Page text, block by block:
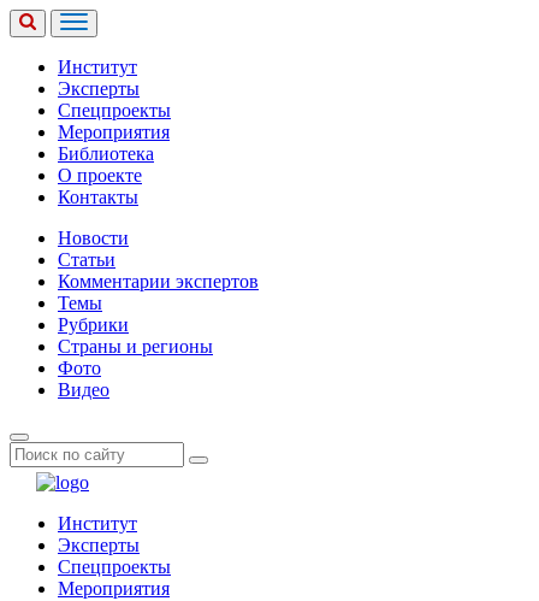
Институт
Эксперты
Спецпроекты
Мероприятия
Библиотека
О проекте
Контакты
Новости
Статьи
Комментарии экспертов
Темы
Рубрики
Страны и регионы
Фото
Видео
Институт
Эксперты
Спецпроекты
Мероприятия